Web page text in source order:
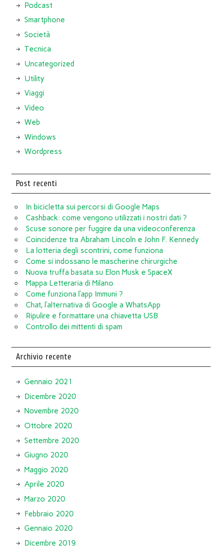
Podcast
Smartphone
Società
Tecnica
Uncategorized
Utility
Viaggi
Video
Web
Windows
Wordpress
Post recenti
In bicicletta sui percorsi di Google Maps
Cashback: come vengono utilizzati i nostri dati ?
Scuse sonore per fuggire da una videoconferenza
Coincidenze tra Abraham Lincoln e John F. Kennedy
La lotteria degli scontrini, come funziona
Come si indossano le mascherine chirurgiche
Nuova truffa basata su Elon Musk e SpaceX
Mappa Letteraria di Milano
Come funziona l’app Immuni ?
Chat, l’alternativa di Google a WhatsApp
Ripulire e formattare una chiavetta USB
Controllo dei mittenti di spam
Archivio recente
Gennaio 2021
Dicembre 2020
Novembre 2020
Ottobre 2020
Settembre 2020
Giugno 2020
Maggio 2020
Aprile 2020
Marzo 2020
Febbraio 2020
Gennaio 2020
Dicembre 2019